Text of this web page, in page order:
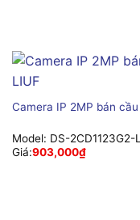
Camera IP 2MP bán
Model: DS-2CD1123G2-
Giá:903,000₫